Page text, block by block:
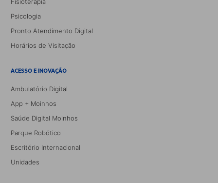
Psicologia
Pronto Atendimento Digital
Horários de Visitação
ACESSO E INOVAÇÃO
Ambulatório Digital
App + Moinhos
Saúde Digital Moinhos
Parque Robótico
Escritório Internacional
Unidades